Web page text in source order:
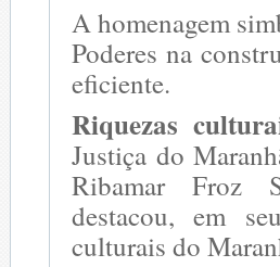
A homenagem
Poderes na
eficiente.
Riquezas
Justiça do
Ribamar Froz
destacou, em
culturais do